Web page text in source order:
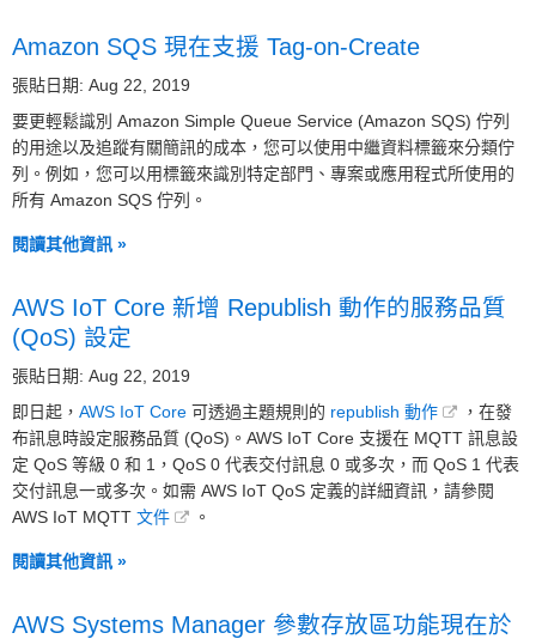
Amazon SQS 現在支援 Tag-on-Create
張貼日期: Aug 22, 2019
要更輕鬆識別 Amazon Simple Queue Service (Amazon SQS) 佇列
的用途以及追蹤有關簡訊的成本，您可以使用中繼資料標籤來分類佇
列。例如，您可以用標籤來識別特定部門、專案或應用程式所使用的
所有 Amazon SQS 佇列。
閱讀其他資訊 »
AWS IoT Core 新增 Republish 動作的服務品質
(QoS) 設定
張貼日期: Aug 22, 2019
即日起， AWS IoT Core 可透過主題規則的 republish 動作
，在發
布訊息時設定服務品質 (QoS)。AWS IoT Core 支援在 MQTT 訊息設
定 QoS 等級 0 和 1，QoS 0 代表交付訊息 0 或多次，而 QoS 1 代表
交付訊息一或多次。如需 AWS IoT QoS 定義的詳細資訊，請參閱
AWS IoT MQTT 文件 。
閱讀其他資訊 »
AWS Systems Manager 參數存放區功能現在於